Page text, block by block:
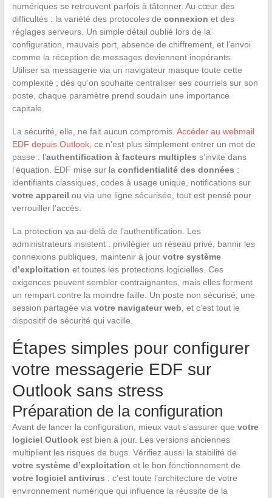
numériques se retrouvent parfois à tâtonner. Au cœur des
difficultés : la variété des protocoles de connexion et des
réglages serveurs. Un simple détail oublié lors de la
configuration, mauvais port, absence de chiffrement, et l’envoi
comme la réception de messages deviennent inopérants.
Utiliser sa messagerie via un navigateur masque toute cette
complexité ; dès qu’on souhaite centraliser ses courriels sur son
poste, chaque paramètre prend soudain une importance
capitale.
La sécurité, elle, ne fait aucun compromis. Accéder au webmail
EDF depuis Outlook, ce n’est plus simplement entrer un mot de
passe : l’authentification à facteurs multiples s’invite dans
l’équation. EDF mise sur la confidentialité des données :
identifiants classiques, codes à usage unique, notifications sur
votre appareil ou via une ligne sécurisée, tout est pensé pour
verrouiller l’accès.
La protection va au-delà de l’authentification. Les
administrateurs insistent : privilégier un réseau privé, bannir les
connexions publiques, maintenir à jour votre système
d’exploitation et toutes les protections logicielles. Ces
exigences peuvent sembler contraignantes, mais elles forment
un rempart contre la moindre faille. Un poste non sécurisé, une
session partagée via votre navigateur web , et c’est tout le
dispositif de sécurité qui vacille.
Étapes simples pour configurer
votre messagerie EDF sur
Outlook sans stress
Préparation de la configuration
Avant de lancer la configuration, mieux vaut s’assurer que votre
logiciel Outlookest bien à jour. Les versions anciennes
multiplient les risques de bugs. Vérifiez aussi la stabilité de
votre système d’exploitation et le bon fonctionnement de
votre logiciel antivirus : c’est toute l’architecture de votre
environnement numérique qui influence la réussite de la